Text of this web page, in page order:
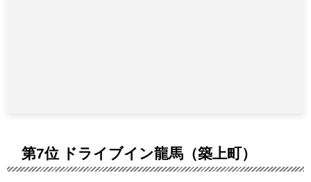
第7位 ドライブイン龍馬（築上町）